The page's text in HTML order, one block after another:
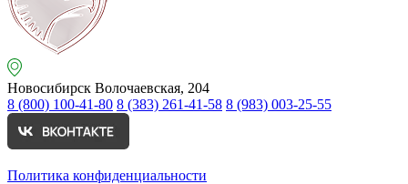
Новосибирск Волочаевская, 204
8 (800) 100-41-80 8 (383) 261-41-58 8 (983) 003-25-55
Политика конфиденциальности